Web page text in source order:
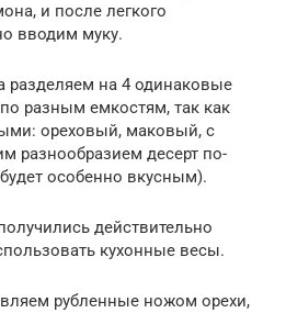
и после легкого
вводим муку.
разделяем на 4 одинаковые
разным емкостям, так как
ореховый, маковый, с
разнообразием десерт по-
особенно вкусным).
действительно
кухонные весы.
рубленные ножом орехи,